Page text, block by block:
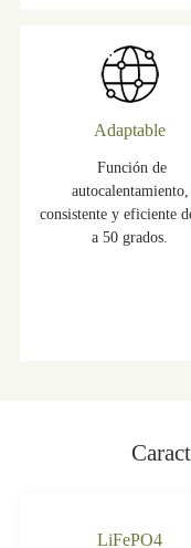
Adaptable
Función de
autocalentamiento,
consistente y eficiente
a 50 grados.
LiFePO4